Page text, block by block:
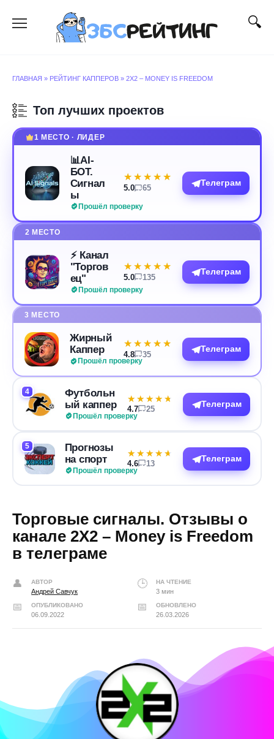
содержанию
ГЛАВНАЯ » РЕЙТИНГ КАППЕРОВ » 2Х2 – MONEY IS FREEDOM
Топ лучших проектов
1 МЕСТО · ЛИДЕР
📊AI-
БОТ.
Сигнал
ы
Прошёл проверку
★★★★★
★★★★★
5.0 65
Телеграм
2 МЕСТО
⚡️ Канал
"Торгов
ец"
Прошёл проверку
★★★★★
★★★★★
5.0 135
Телеграм
3 МЕСТО
Жирный
Каппер
Прошёл проверку
★★★★★
★★★★★
4.8 35
Телеграм
4
Футбольн
ый каппер
Прошёл проверку
★★★★★
★★★★★
4.7 25
Телеграм
5
Прогнозы
на спорт
Прошёл проверку
★★★★★
★★★★★
4.6 13
Телеграм
Торговые сигналы. Отзывы о
канале 2Х2 – Money is Freedom
в телеграме
АВТОР
Андрей Савчук
НА ЧТЕНИЕ
3 мин
ОПУБЛИКОВАНО
06.09.2022
ОБНОВЛЕНО
26.03.2026